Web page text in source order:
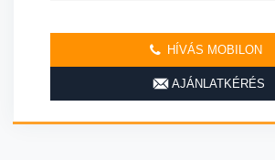
HÍVÁS MOBILON
AJÁNLATKÉRÉS